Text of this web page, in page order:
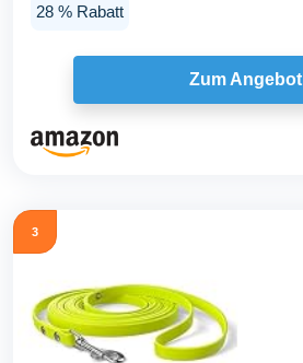
28 % Rabatt
Zum Angebot
3